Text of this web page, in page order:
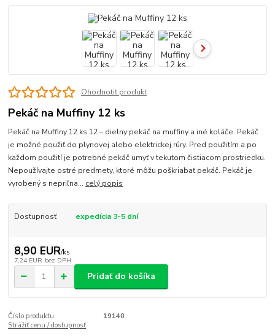
Ohodnotiť produkt
Pekáč na Muffiny 12 ks
Pekáč na Muffiny 12 ks 12 – dielny pekáč na muffiny a iné koláče. Pekáč
je možné použiť do plynovej alebo elektrickej rúry. Pred použitím a po
každom použití je potrebné pekáč umyť v tekutom čistiacom prostriedku.
Nepoužívajte ostré predmety, ktoré môžu poškriabať pekáč. Pekáč je
vyrobený s nepriľna... celý popis
Dostupnosť expedícia 3-5 dní
8,90 EUR/ks
7,24 EUR bez DPH
Pridať do košíka
Číslo produktu:
19140
Strážiť cenu / dostupnosť